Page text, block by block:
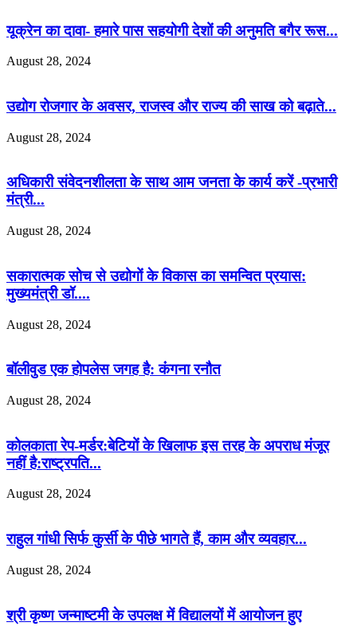
यूक्रेन का दावा- हमारे पास सहयोगी देशों की अनुमति बगैर रूस...
August 28, 2024
उद्योग रोजगार के अवसर, राजस्व और राज्य की साख को बढ़ाते...
August 28, 2024
अधिकारी संवेदनशीलता के साथ आम जनता के कार्य करें -प्रभारी
मंत्री...
August 28, 2024
सकारात्मक सोच से उद्योगों के विकास का समन्वित प्रयास:
मुख्यमंत्री डॉ....
August 28, 2024
बॉलीवुड एक होपलेस जगह है: कंंगना रनौत
August 28, 2024
कोलकाता रेप-मर्डर:बेटियों के खिलाफ इस तरह के अपराध मंजूर
नहीं है:राष्ट्रपति...
August 28, 2024
राहुल गांधी सिर्फ कुर्सी के पीछे भागते हैं, काम और व्यवहार...
August 28, 2024
श्री कृष्ण जन्माष्टमी के उपलक्ष में विद्यालयों में आयोजन हुए